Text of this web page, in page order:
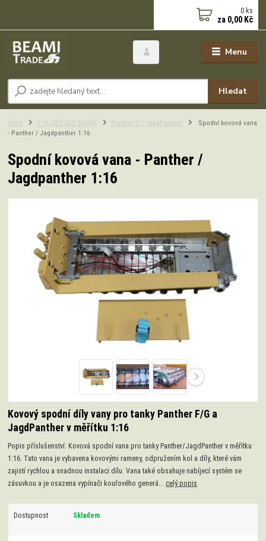
Menu
Hledat
0 ks
za 0,00 Kč
Úvod 1:16 DÍLY DLE TANKŮ Panther G / JagdPanther
Spodní kovová vana
- Panther / Jagdpanther 1:16
Spodní kovová vana - Panther /
Jagdpanther 1:16
Kovový spodní díly vany pro tanky Panther F/G a
JagdPanther v měřítku 1:16
Popis příslušenství: Kovová spodní vana pro tanky Panther/JagdPanther v měřítku
1:16. Tato vana je vybavena kovovými rameny, odpružením kol a díly, které vám
zajistí rychlou a snadnou instalaci dílu. Vana také obsahuje nabíjecí systém se
zásuvkou a je osazena vypínači kouřového generá... celý popis
Dostupnost Skladem